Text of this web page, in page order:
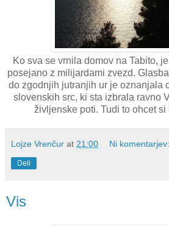
Ko sva se vrnila domov na Tabito,
posejano z milijardami zvezd.
do zgodnjih jutranjih ur je oznanjala
slovenskih src, ki sta izbrala ravno
življenske poti. Tudi to ohcet
Lojze Vrenčur at 21:00 Ni komentarjev:
Deli
Vis